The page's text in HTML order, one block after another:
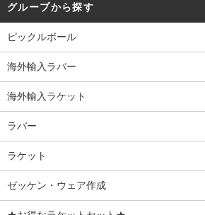
グループから探す
ピックルボール
海外輸入ラバー
海外輸入ラケット
ラバー
ラケット
ゼッケン・ウェア作成